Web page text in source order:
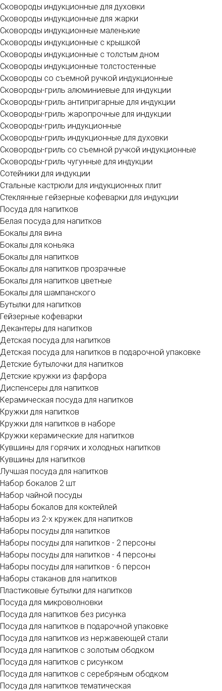
Сковороды индукционные для духовки
Сковороды индукционные для жарки
Сковороды индукционные маленькие
Сковороды индукционные с крышкой
Сковороды индукционные с толстым дном
Сковороды индукционные толстостенные
Сковороды со съемной ручкой индукционные
Сковороды-гриль алюминиевые для индукции
Сковороды-гриль антипригарные для индукции
Сковороды-гриль жаропрочные для индукции
Сковороды-гриль индукционные
Сковороды-гриль индукционные для духовки
Сковороды-гриль со съемной ручкой индукционные
Сковороды-гриль чугунные для индукции
Сотейники для индукции
Стальные кастрюли для индукционных плит
Стеклянные гейзерные кофеварки для индукции
Посуда для напитков
Белая посуда для напитков
Бокалы для вина
Бокалы для коньяка
Бокалы для напитков
Бокалы для напитков прозрачные
Бокалы для напитков цветные
Бокалы для шампанского
Бутылки для напитков
Гейзерные кофеварки
Декантеры для напитков
Детская посуда для напитков
Детская посуда для напитков в подарочной упаковке
Детские бутылочки для напитков
Детские кружки из фарфора
Диспенсеры для напитков
Керамическая посуда для напитков
Кружки для напитков
Кружки для напитков в наборе
Кружки керамические для напитков
Кувшины для горячих и холодных напитков
Кувшины для напитков
Лучшая посуда для напитков
Набор бокалов 2 шт
Набор чайной посуды
Наборы бокалов для коктейлей
Наборы из 2-х кружек для напитков
Наборы посуды для напитков
Наборы посуды для напитков - 2 персоны
Наборы посуды для напитков - 4 персоны
Наборы посуды для напитков - 6 персон
Наборы стаканов для напитков
Пластиковые бутылки для напитков
Посуда для микроволновки
Посуда для напитков без рисунка
Посуда для напитков в подарочной упаковке
Посуда для напитков из нержавеющей стали
Посуда для напитков с золотым ободком
Посуда для напитков с рисунком
Посуда для напитков с серебряным ободком
Посуда для напитков тематическая